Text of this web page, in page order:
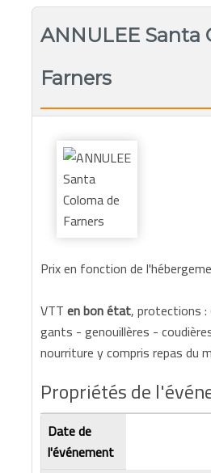
ANNULEE Santa
Farners
Prix en fonction de
VTTen bon état, protections
gants - genouillères -
nourriture y compris repas du
Propriétés de
Date de
l'événement